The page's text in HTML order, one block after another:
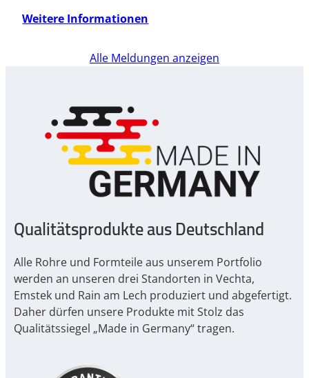
Weitere Informationen
Alle Meldungen anzeigen
Qualitätsprodukte aus Deutschland
Alle Rohre und Formteile aus unserem Portfolio
werden an unseren drei Standorten in Vechta,
Emstek und Rain am Lech produziert und abgefertigt.
Daher dürfen unsere Produkte mit Stolz das
Qualitätssiegel „Made in Germany“ tragen.